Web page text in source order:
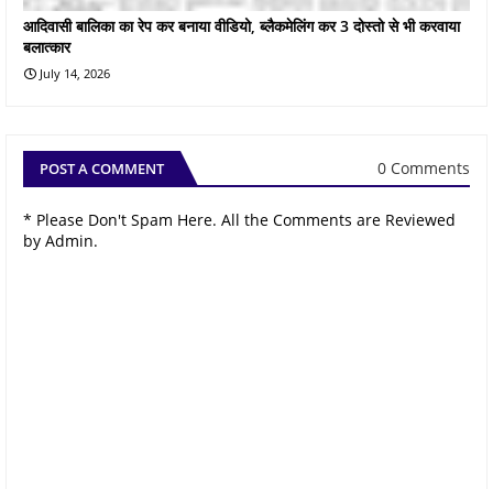
आदिवासी बालिका का रेप कर बनाया वीडियो, ब्लैकमेलिंग कर 3 दोस्तो से भी करवाया
बलात्कार
July 14, 2026
POST A COMMENT 0 Comments
* Please Don't Spam Here. All the Comments are Reviewed
by Admin.